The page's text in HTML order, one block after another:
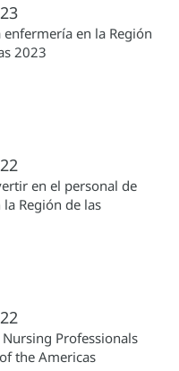
en la Región
2023
en el personal de
Región de las
Professionals
the Americas